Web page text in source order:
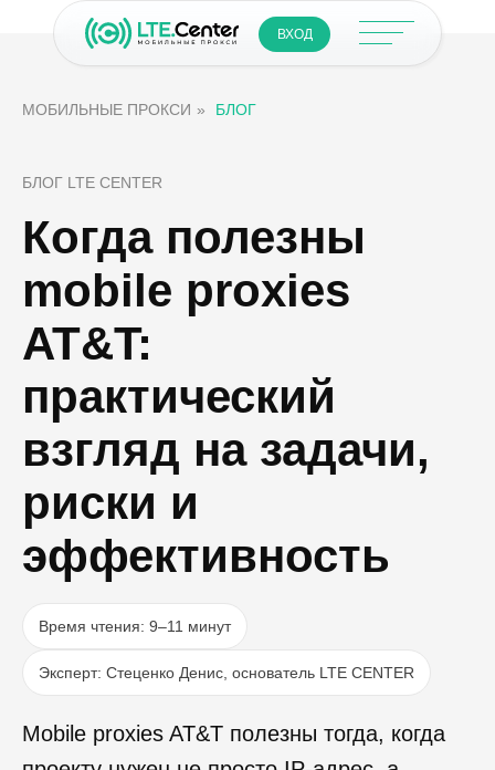
ВХОД
МОБИЛЬНЫЕ ПРОКСИ » БЛОГ
БЛОГ LTE CENTER
Когда полезны
mobile proxies
AT&T:
практический
взгляд на задачи,
риски и
эффективность
Время чтения: 9–11 минут
Эксперт: Стеценко Денис, основатель LTE CENTER
Mobile proxies AT&T полезны тогда, когда